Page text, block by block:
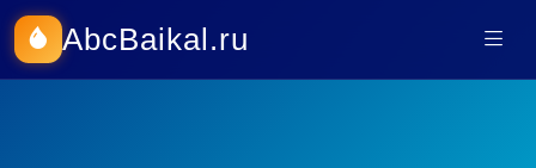
AbcBaikal.ru